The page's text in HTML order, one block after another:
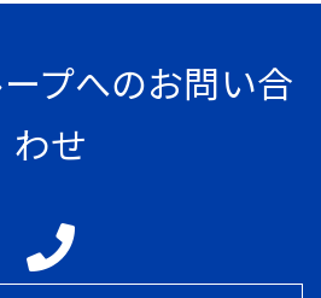
プへのお問い合
わせ